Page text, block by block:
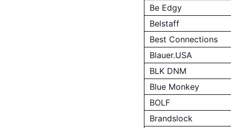
Be Edgy
Belstaff
Best Connections
Blauer.USA
BLK DNM
Blue Monkey
BOLF
Brandslock